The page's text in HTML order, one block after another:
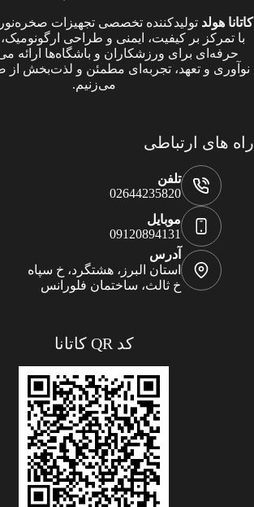
کاتانا هولد تولیدکننده تخصصی تجهیزات
با تمرکز بر کیفیت، ایمنی و طراحی
حرفه‌ای برای ورزشکاران و باشگاه‌ها ارائه
نوآوری و تعهد، تجربه‌ای مطمئن و لذت‌بخش از
می‌زنیم.
راه های ارتباطی
تلفن
02644235820
موبایل
09120894131
آدرس
استان البرز، هشتگرد، خ سپاه
خ ثالث، ساختمان فلورانس
کد QR کاتانا